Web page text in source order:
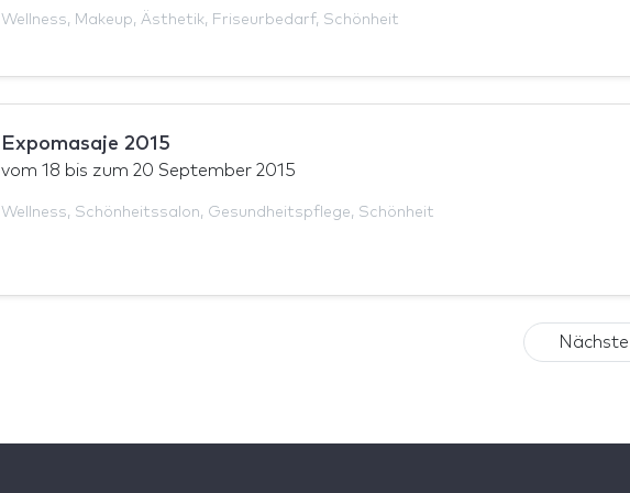
Wellness, Makeup, Ästhetik, Friseurbedarf, Schönheit
Expomasaje 2015
vom 18 bis zum 20 September 2015
Wellness, Schönheitssalon, Gesundheitspflege, Schönheit